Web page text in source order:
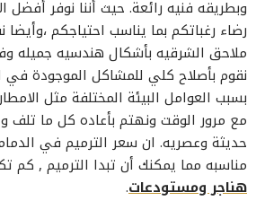
وبطريقه فنيه رائعة. حيث أننا نوفر أفضل
رضاء رغباتكم بما يناسب احتياجكم
ملاحق الشرقيه بأشكال هندسيه جميله
نقوم بأصلاح كلي للمشاكل الموجودة
بسبب العوامل البيئة المختلفة مثل
مع مرور الوقت ونهتم بأعاده كل ما تلف
حديثة وعصريه. ان سعر الترميم في
مناسبه مما يمكنك أن تبدا الترميم , كم
هناجر ومستودعات.